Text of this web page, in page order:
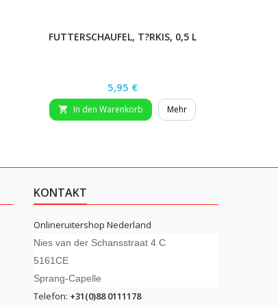
FUTTERSCHAUFEL, T?RKIS, 0,5 L
Preis
5,95 €
 In den Warenkorb Mehr
KONTAKT
Onlineruitershop Nederland
Nies van der Schansstraat 4 C
5161CE
Sprang-Capelle
Telefon: +31(0)88 0111178